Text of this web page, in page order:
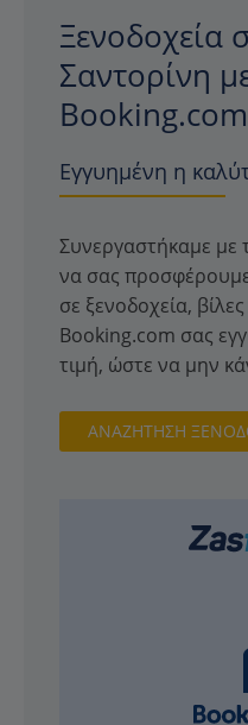
Ξενοδοχεία
Σαντορίνη
Booking.com
Εγγυημένη η
Συνεργαστήκαμε με
να σας προσφέρουμε
σε ξενοδοχεία,
Booking.com σας
τιμή, ώστε να μην
ΑΝΑΖΗΤΗΣΗ